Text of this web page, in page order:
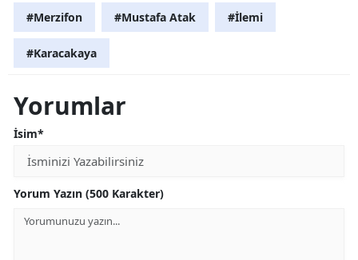
#Merzifon #Mustafa Atak #İlemi
#Karacakaya
Yorumlar
İsim*
Yorum Yazın (500 Karakter)